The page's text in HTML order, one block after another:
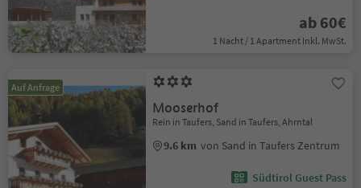
ab 60€
1 Nacht / 1 Apartment Inkl. MwSt.
Auf Anfrage
Mooserhof
Rein in Taufers, Sand in Taufers, Ahrntal
9.6 km von Sand in Taufers Zentrum
Südtirol Guest Pass